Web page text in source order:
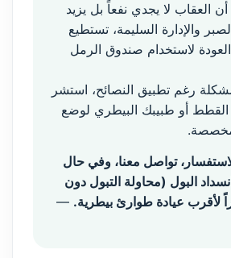
العقاب لا يجدي نفعاً بل يزيد
والإدارة السليمة، تستطيع
لاستخدام صندوق الرمل
رغم تطبيق النصائح، استشر
أو طبيبك البيطري لوضع
تواصل معنا، وفي حال
البول (محاولة التبول دون
لأقرب عيادة طوارئ بيطرية. —